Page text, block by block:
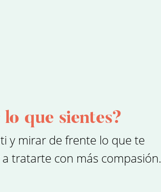
que sientes?
y mirar de frente lo que te
tratarte con más compasión.